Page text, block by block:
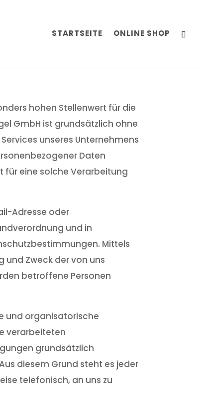
STARTSEITE ONLINE SHOP
hohen Stellenwert für die
GmbH ist grundsätzlich ohne
unseres Unternehmens
Daten
für eine solche Verarbeitung
Adresse oder
und in
Mittels
und Zweck der von uns
betroffene Personen
und organisatorische
verarbeiteten
grundsätzlich
diesem Grund steht es jeder
telefonisch, an uns zu